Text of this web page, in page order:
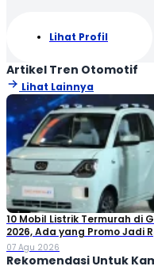
Lihat Profil
Artikel Tren Otomotif
Lihat Lainnya
10 Mobil Listrik Termurah di
2026, Ada yang Promo Jadi
Jutaan!
07 Agu 2026
Rekomendasi Untuk